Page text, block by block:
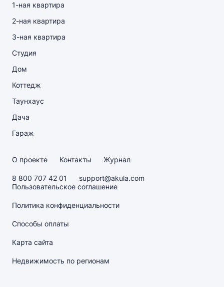
1-ная квартира
2-ная квартира
3-ная квартира
Студия
Дом
Коттедж
Таунхаус
Дача
Гараж
О проекте Контакты Журнал
8 800 707 42 01
support@akula.com
Пользовательское соглашение
Политика конфиденциальности
Способы оплаты
Карта сайта
Недвижимость по регионам